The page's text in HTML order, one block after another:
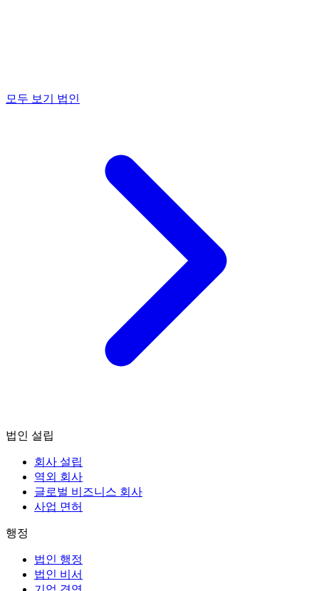
모두 보기 법인
법인 설립
회사 설립
역외 회사
글로벌 비즈니스 회사
사업 면허
행정
법인 행정
법인 비서